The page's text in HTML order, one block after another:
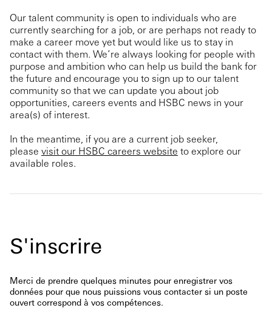
Our talent community is open to individuals who are
currently searching for a job, or are perhaps not ready to
make a career move yet but would like us to stay in
contact with them. We’re always looking for people with
purpose and ambition who can help us build the bank for
the future and encourage you to sign up to our talent
community so that we can update you about job
opportunities, careers events and HSBC news in your
area(s) of interest.
In the meantime, if you are a current job seeker,
please visit our HSBC careers website to explore our
available roles.
S'inscrire
Merci de prendre quelques minutes pour enregistrer vos
données pour que nous puissions vous contacter si un poste
ouvert correspond à vos compétences.